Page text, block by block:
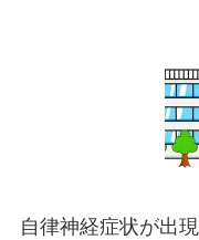
自律神経症状が出